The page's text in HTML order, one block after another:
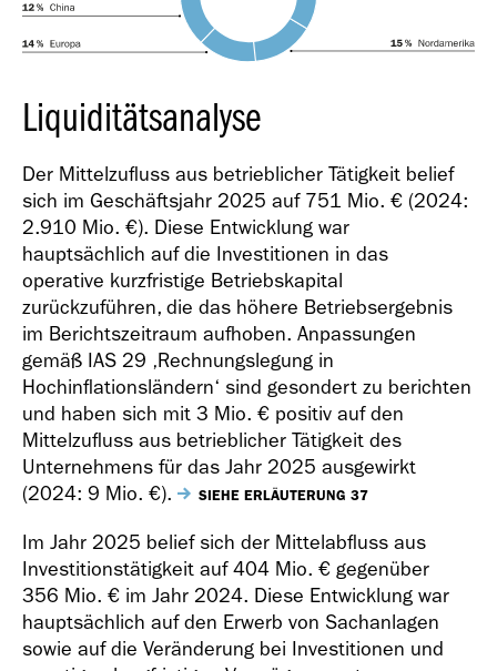
Liquiditätsanalyse
Der Mittelzufluss aus betrieblicher Tätigkeit belief
sich im Geschäftsjahr 2025 auf 751 Mio. € (2024:
2.910 Mio. €). Diese Entwicklung war
hauptsächlich auf die Investitionen in das
operative kurzfristige Betriebskapital
zurückzuführen, die das höhere Betriebsergebnis
im Berichtszeitraum aufhoben. Anpassungen
gemäß IAS 29 ‚Rechnungslegung in
Hochinflationsländern‘ sind gesondert zu berichten
und haben sich mit 3 Mio. € positiv auf den
Mittelzufluss aus betrieblicher Tätigkeit des
Unternehmens für das Jahr 2025 ausgewirkt
(2024: 9 Mio. €). SIEHE ERLÄUTERUNG 37
Im Jahr 2025 belief sich der Mittelabfluss aus
Investitionstätigkeit auf404 Mio. € gegenüber
356 Mio. € im Jahr 2024. Diese Entwicklung war
hauptsächlich auf den Erwerb von Sachanlagen
sowie auf die Veränderung bei Investitionen und